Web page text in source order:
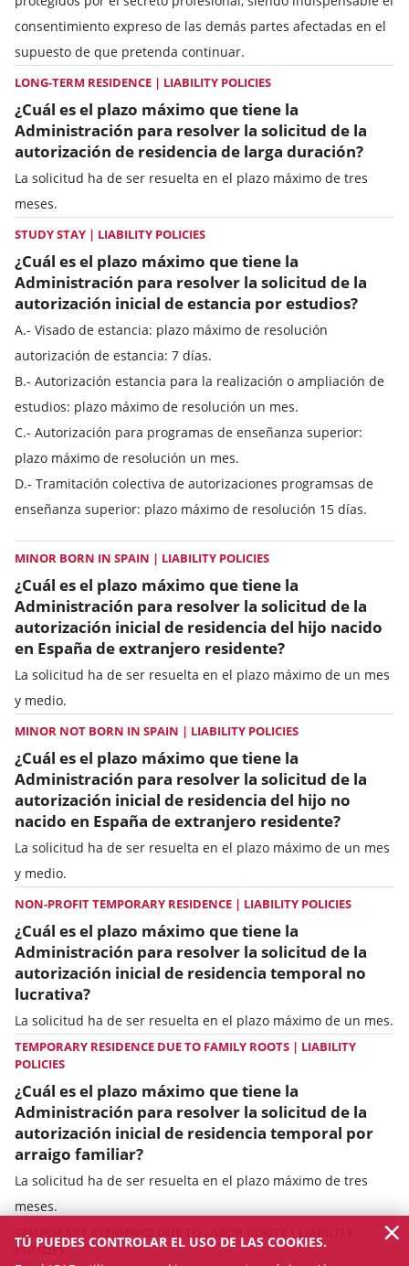
consentimiento expreso de las demás partes afectadas en el
supuesto de que pretenda continuar.
LONG-TERM RESIDENCE | LIABILITY POLICIES
¿Cuál es el plazo máximo que tiene la
Administración para resolver la solicitud de la
autorización de residencia de larga duración?
La solicitud ha de ser resuelta en el plazo máximo de tres
meses.
STUDY STAY | LIABILITY POLICIES
¿Cuál es el plazo máximo que tiene la
Administración para resolver la solicitud de la
autorización inicial de estancia por estudios?
A.- Visado de estancia: plazo máximo de resolución
autorización de estancia: 7 días.
B.- Autorización estancia para la realización o ampliación de
estudios: plazo máximo de resolución un mes.
C.- Autorización para programas de enseñanza superior:
plazo máximo de resolución un mes.
D.- Tramitación colectiva de autorizaciones programsas de
enseñanza superior: plazo máximo de resolución 15 días.
MINOR BORN IN SPAIN | LIABILITY POLICIES
¿Cuál es el plazo máximo que tiene la
Administración para resolver la solicitud de la
autorización inicial de residencia del hijo nacido
en España de extranjero residente?
La solicitud ha de ser resuelta en el plazo máximo de un mes
y medio.
MINOR NOT BORN IN SPAIN | LIABILITY POLICIES
¿Cuál es el plazo máximo que tiene la
Administración para resolver la solicitud de la
autorización inicial de residencia del hijo no
nacido en España de extranjero residente?
La solicitud ha de ser resuelta en el plazo máximo de un mes
y medio.
NON-PROFIT TEMPORARY RESIDENCE | LIABILITY POLICIES
¿Cuál es el plazo máximo que tiene la
Administración para resolver la solicitud de la
autorización inicial de residencia temporal no
lucrativa?
La solicitud ha de ser resuelta en el plazo máximo de un mes.
TEMPORARY RESIDENCE DUE TO FAMILY ROOTS | LIABILITY
POLICIES
¿Cuál es el plazo máximo que tiene la
Administración para resolver la solicitud de la
autorización inicial de residencia temporal por
arraigo familiar?
La solicitud ha de ser resuelta en el plazo máximo de tres
meses.
TEMPORARY RESIDENCE DUE TO LABOR ROOTS | LIABILITY
POLICIES
TÚ PUEDES CONTROLAR EL USO DE LAS COOKIES.
×